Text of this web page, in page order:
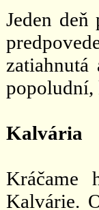
Jeden
popoludní,
Kalvária
Kráčame
Kalvárie.